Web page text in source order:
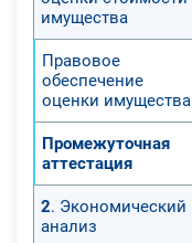
имущества
Правовое
обеспечение
оценки имущества
Промежуточная
аттестация
2. Экономический
анализ